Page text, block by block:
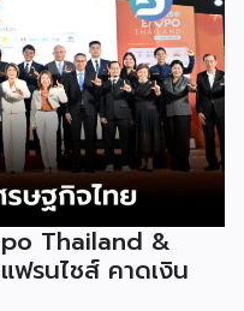
หลังเป็นประธานเปิดงาน
ย สมาร์ท เอสเอ็มอี เอ็กซ์
Smart SME Expo)” ซึ่ง
จัดขึ้นโดย บริษัท พีเอ็มจี
าพของผู้ประกอบการและ
านระบบแฟรนไชส์ […]
Thailand &
รนไชส์ คาดเงิน